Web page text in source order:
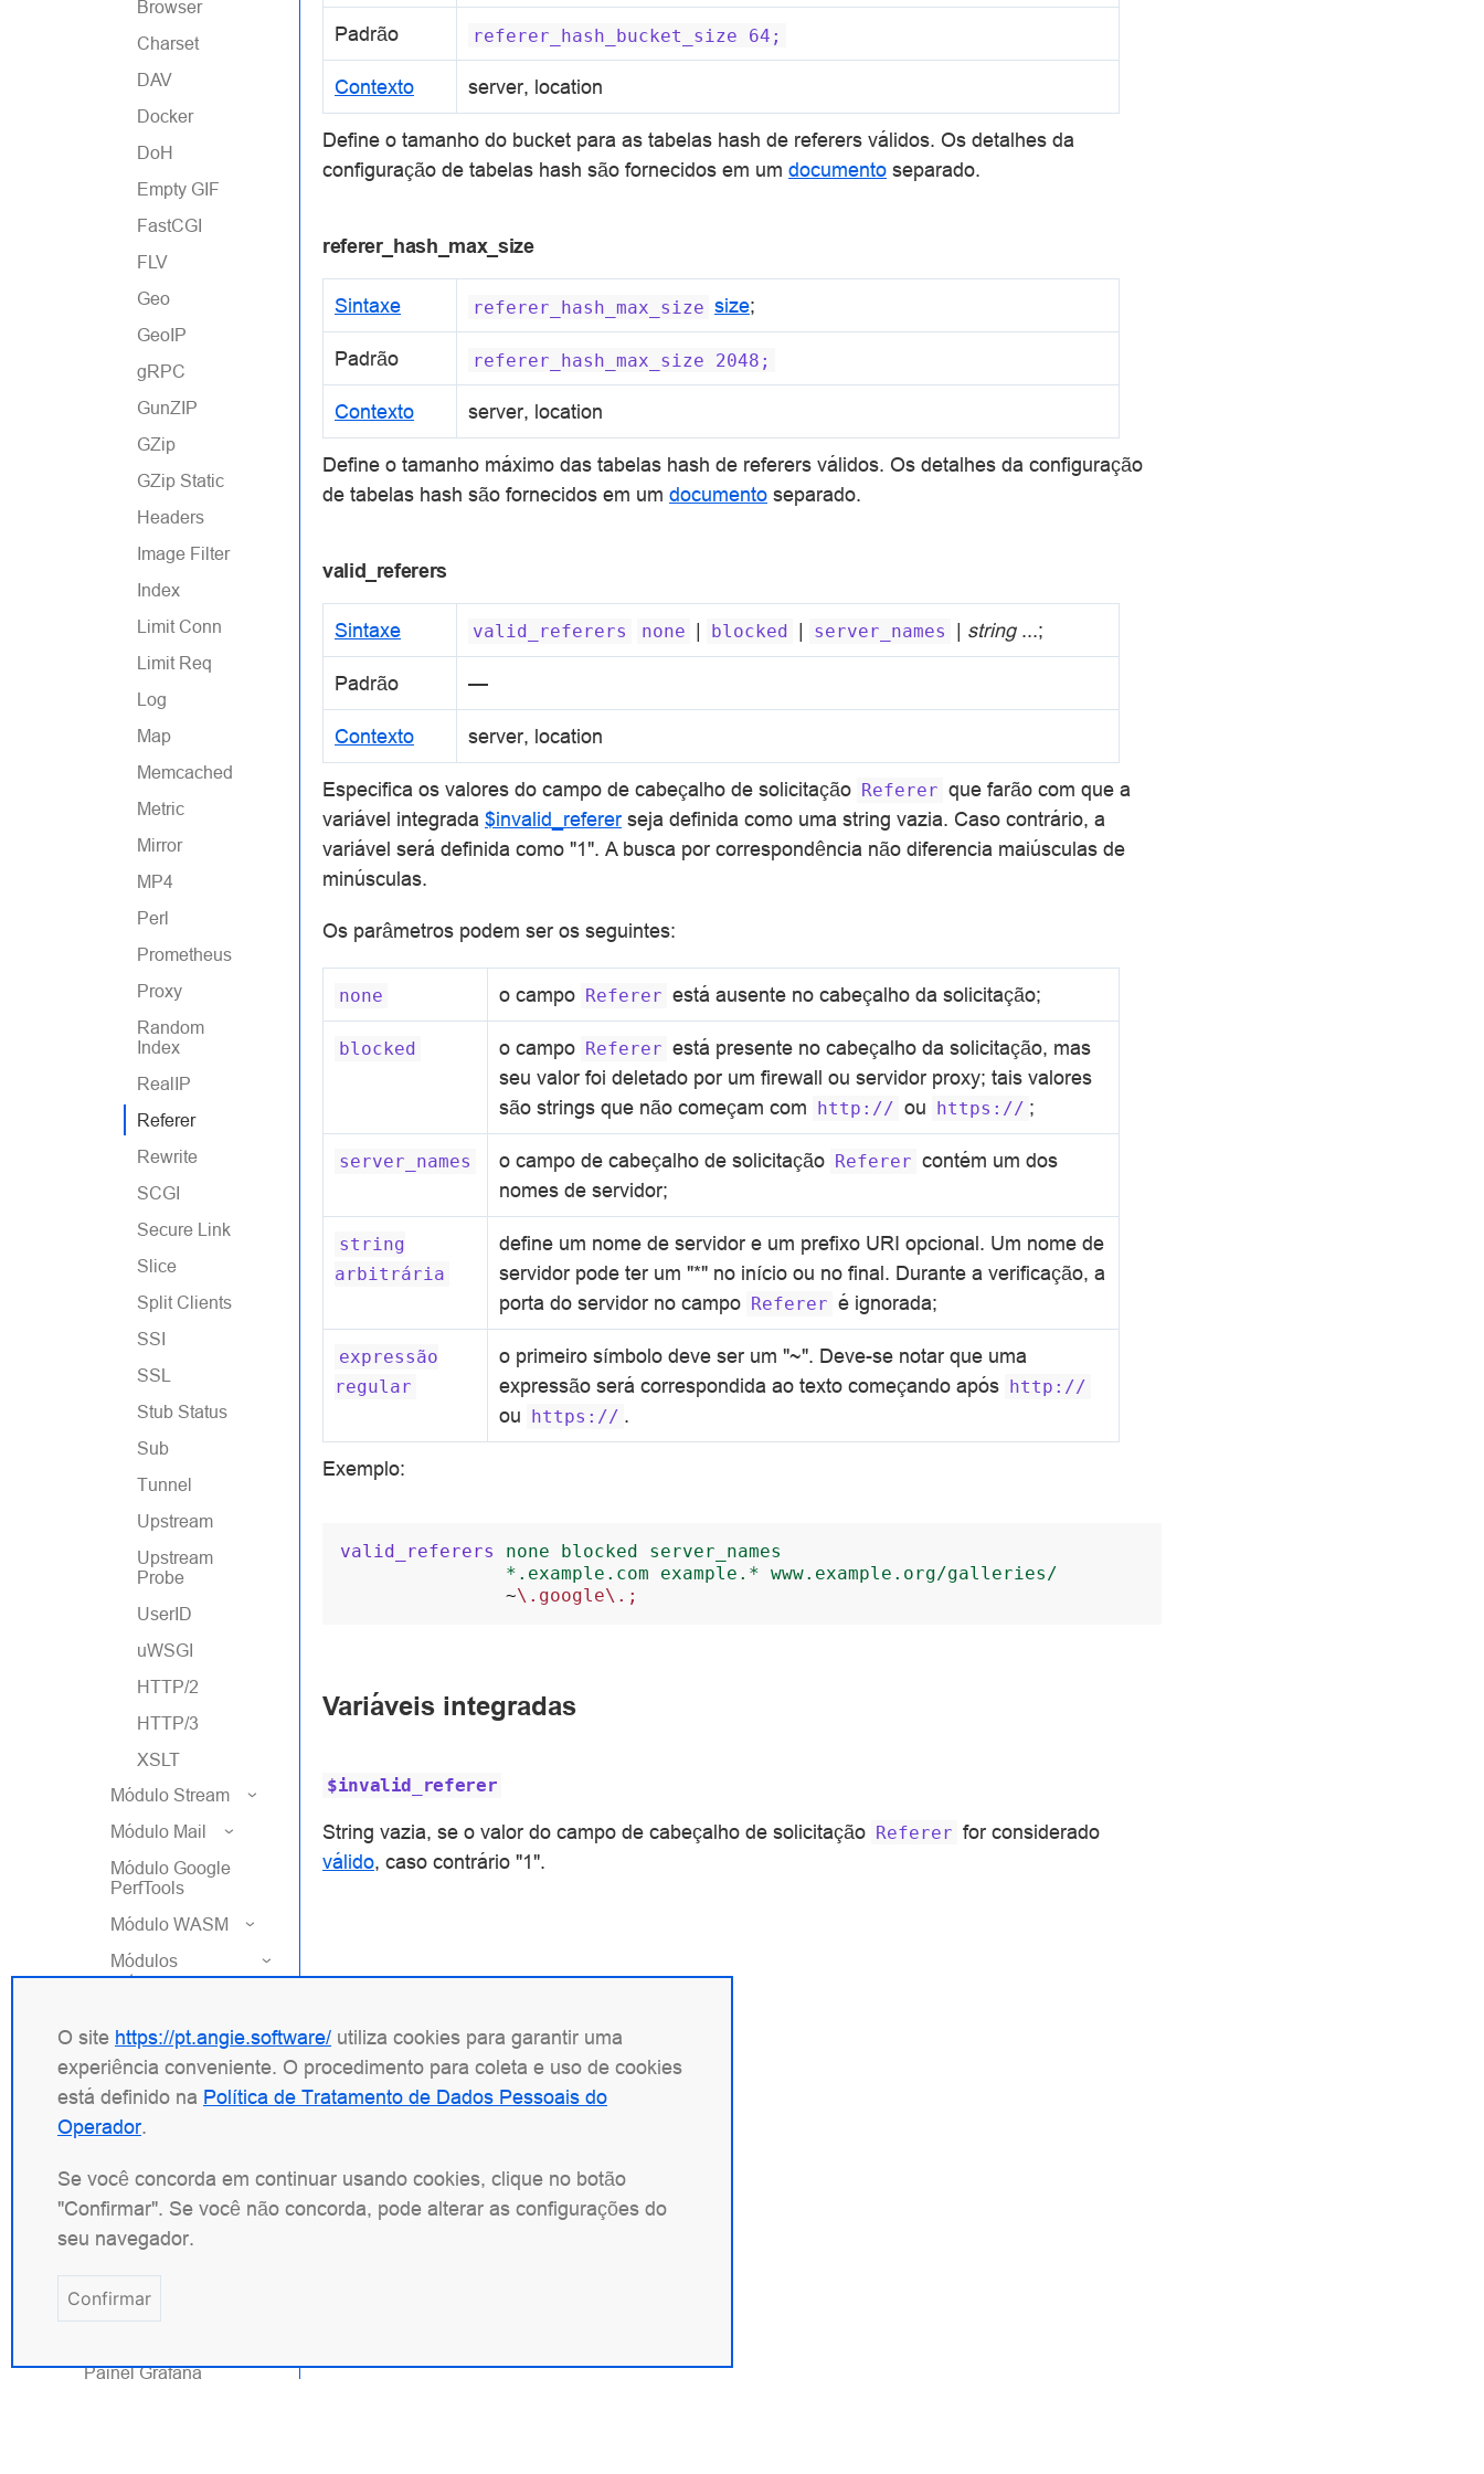
Browser
Charset
DAV
Docker
DoH
Empty GIF
FastCGI
FLV
Geo
GeoIP
gRPC
GunZIP
GZip
GZip Static
Headers
Image Filter
Index
Limit Conn
Limit Req
Log
Map
Memcached
Metric
Mirror
MP4
Perl
Prometheus
Proxy
Random
Index
RealIP
Referer
Rewrite
SCGI
Secure Link
Slice
Split Clients
SSI
SSL
Stub Status
Sub
Tunnel
Upstream
Upstream
Probe
UserID
uWSGI
HTTP/2
HTTP/3
XSLT
Módulo Stream
Módulo Mail
Módulo Google
PerfTools
Módulo WASM
Módulos
externos
Variáveis
Configurando
cluster
Configurando OIDC
Configurando SSL
Migrando do nginx
Métricas
Painel Grafana
Padrão referer_hash_bucket_size 64;
Contexto server, location
Define o tamanho do bucket para as tabelas hash de referers válidos. Os detalhes da
configuração de tabelas hash são fornecidos em um documento separado.
referer_hash_max_size
Sintaxe referer_hash_max_size size;
Padrão referer_hash_max_size 2048;
Contexto server, location
Define o tamanho máximo das tabelas hash de referers válidos. Os detalhes da configuração
de tabelas hash são fornecidos em um documento separado.
valid_referers
Sintaxe valid_referers none | blocked | server_names | string...;
Padrão —
Contexto server, location
Especifica os valores do campo de cabeçalho de solicitação Referer que farão com que a
variável integrada $invalid_referer seja definida como uma string vazia. Caso contrário, a
variável será definida como "1". A busca por correspondência não diferencia maiúsculas de
minúsculas.
Os parâmetros podem ser os seguintes:
none o campo Referer está ausente no cabeçalho da solicitação;
blocked o campo Referer está presente no cabeçalho da solicitação, mas
seu valor foi deletado por um firewall ou servidor proxy; tais valores
são strings que não começam com http:// ou https:// ;
server_names o campo de cabeçalho de solicitação Referer contém um dos
nomes de servidor;
string
arbitrária
define um nome de servidor e um prefixo URI opcional. Um nome de
servidor pode ter um "*" no início ou no final. Durante a verificação, a
porta do servidor no campo Referer é ignorada;
expressão
regular
o primeiro símbolo deve ser um "~". Deve-se notar que uma
expressão será correspondida ao texto começando após http://
ou https:// .
Exemplo:
valid_referers none blocked
server_names
*.example.com
example.* www.example.org/galleries/
~\.google\.;
Variáveis integradas
$invalid_referer
String vazia, se o valor do campo de cabeçalho de solicitação Referer for considerado
válido, caso contrário "1".
O site https://pt.angie.software/ utiliza cookies para garantir uma
experiência conveniente. O procedimento para coleta e uso de cookies
está definido na Política de Tratamento de Dados Pessoais do
Operador.
Se você concorda em continuar usando cookies, clique no botão
"Confirmar". Se você não concorda, pode alterar as configurações do
seu navegador.
Confirmar